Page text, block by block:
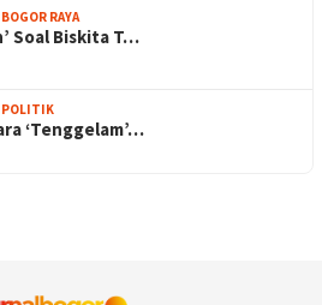
BOGOR RAYA
Soal Biskita T…
POLITIK
‘Tenggelam’…